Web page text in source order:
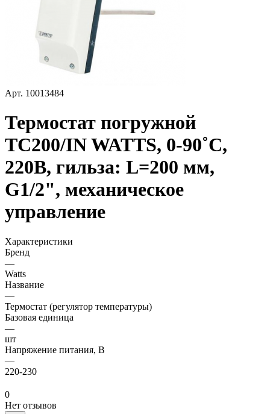
Арт. 10013484
Термостат погружной
TC200/IN WATTS, 0-90˚С,
220В, гильза: L=200 мм,
G1/2", механическое
управление
Характеристики
Бренд
—
Watts
Название
—
Термостат (регулятор температуры)
Базовая единица
—
шт
Напряжение питания, В
—
220-230
0
Нет отзывов